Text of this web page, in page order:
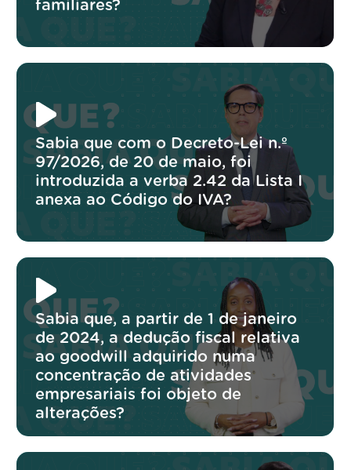
familiares?
Sabia que com o Decreto-Lei n.º
97/2026, de 20 de maio, foi
introduzida a verba 2.42 da Lista I
anexa ao Código do IVA?
Sabia que, a partir de 1 de janeiro
de 2024, a dedução fiscal relativa
ao goodwill adquirido numa
concentração de atividades
empresariais foi objeto de
alterações?